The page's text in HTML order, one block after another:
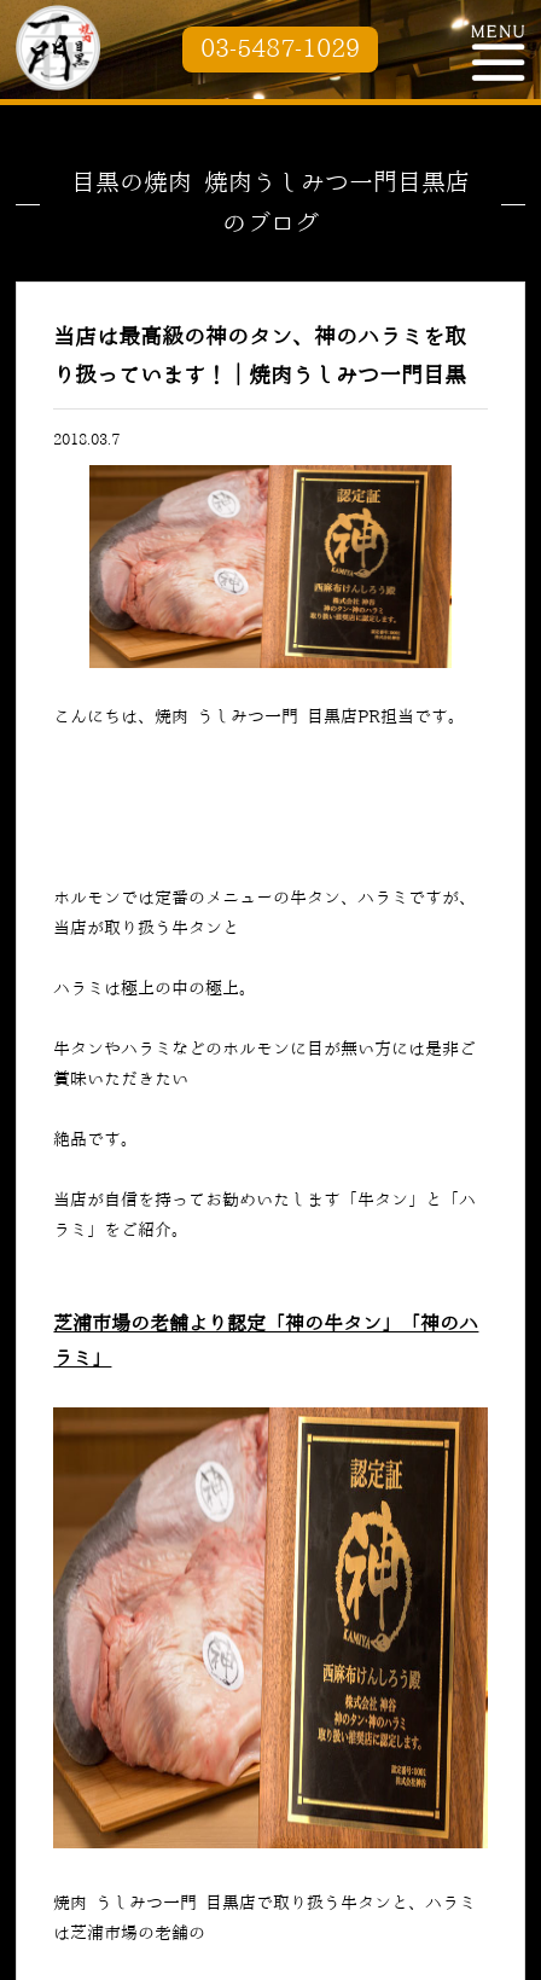
03-5487-1029
目黒の焼肉 焼肉うしみつ一門目黒店
のブログ
当店は最高級の神のタン、神のハラミを取
り扱っています！｜焼肉うしみつ一門目黒
2018.03.7
こんにちは、焼肉 うしみつ一門 目黒店PR担当です。
ホルモンでは定番のメニューの牛タン、ハラミですが、
当店が取り扱う牛タンと
ハラミは極上の中の極上。
牛タンやハラミなどのホルモンに目が無い方には是非ご
賞味いただきたい
絶品です。
当店が自信を持ってお勧めいたします「牛タン」と「ハ
ラミ」をご紹介。
芝浦市場の老舗より認定「神の牛タン」「神のハ
ラミ」
焼肉 うしみつ一門 目黒店で取り扱う牛タンと、ハラミ
は芝浦市場の老舗の